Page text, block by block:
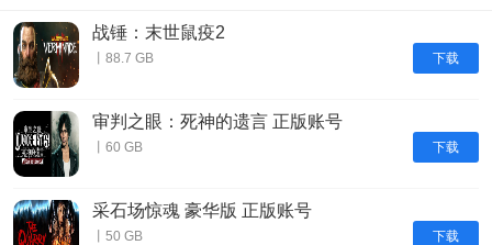
下载
战锤：末世鼠疫2
丨88.7 GB
下载
审判之眼：死神的遗言 正版账号
丨60 GB
下载
采石场惊魂 豪华版 正版账号
丨50 GB